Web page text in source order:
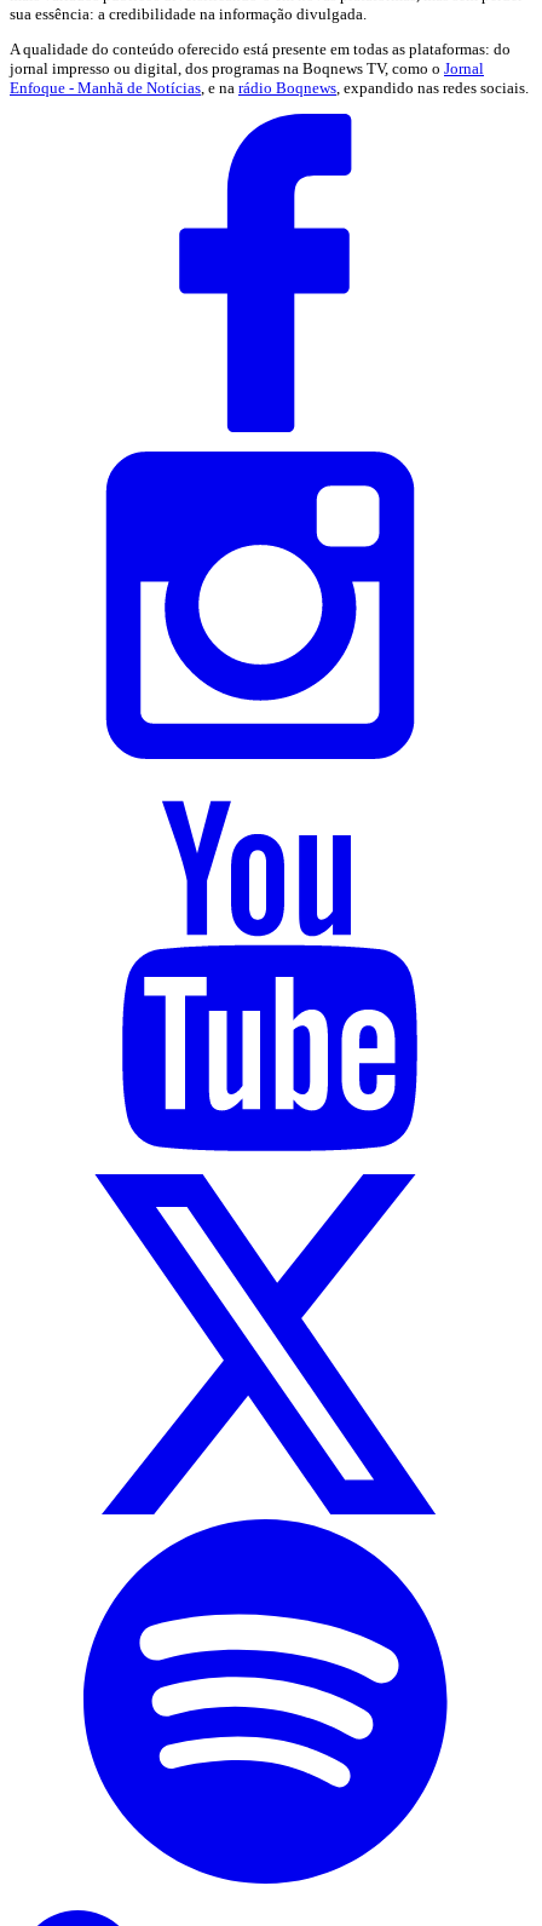
sua essência: a credibilidade na informação divulgada.
A qualidade do conteúdo oferecido está presente em todas as plataformas: do
jornal impresso ou digital, dos programas na Boqnews TV, como o Jornal
Enfoque - Manhã de Notícias , e na rádio Boqnews , expandido nas redes sociais.